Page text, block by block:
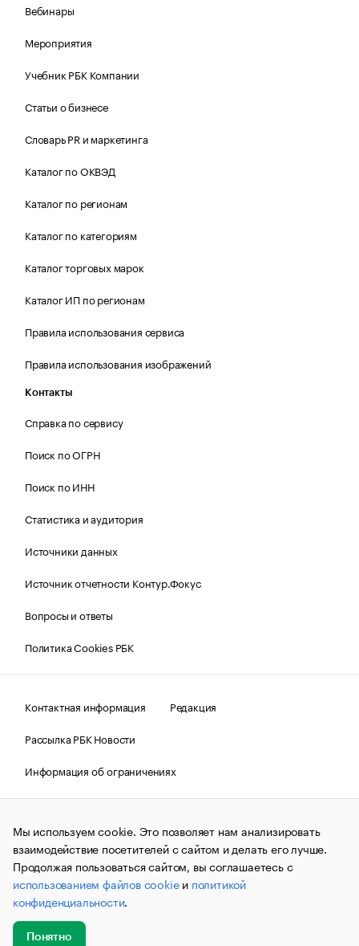
Вебинары
Мероприятия
Учебник РБК Компании
Статьи о бизнесе
Словарь PR и маркетинга
Каталог по ОКВЭД
Каталог по регионам
Каталог по категориям
Каталог торговых марок
Каталог ИП по регионам
Правила использования сервиса
Правила использования изображений
Контакты
Справка по сервису
Поиск по ОГРН
Поиск по ИНН
Статистика и аудитория
Источники данных
Источник отчетности Контур.Фокус
Вопросы и ответы
Политика Cookies РБК
Контактная информация
Редакция
Рассылка РБК Новости
Информация об ограничениях
Правовая информация
О соблюдении авторских прав
© АО «РОСБИЗНЕСКОНСАЛТИНГ»,1995–2026.Сообщения
и материалы информационного агентства «РБК»
(зарегистрировано Федеральной службой по надзору в сфере
связи, информационных технологий и массовых
коммуникаций (Роскомнадзор) 09.12.2015 за номером ИА
№ФС77-63848) сопровождаются пометкой «РБК». Отдельные
публикации могут содержать информацию,
не предназначенную для пользователей
до 18 лет.
Мы используем cookie. Это позволяет нам анализировать
взаимодействие посетителей с сайтом и делать его лучше.
Продолжая пользоваться сайтом, вы соглашаетесь с
использованием файлов cookieи политикой
конфиденциальности.
Понятно